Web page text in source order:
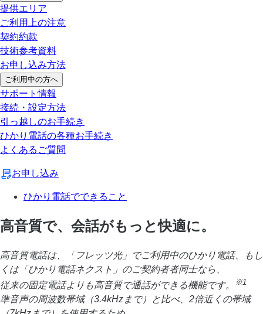
提供エリア
ご利用上の注意
契約約款
技術参考資料
お申し込み方法
ご利用中の方へ
サポート情報
接続・設定方法
引っ越しのお手続き
ひかり電話の各種お手続き
よくあるご質問
お申し込み
ひかり電話でできること
高音質で、会話がもっと快適に。
高音質電話は、「フレッツ光」でご利用中のひかり電話、もし
くは「ひかり電話ネクスト」のご契約者者同士なら、
従来の固定電話よりも高音質で通話ができる機能です。
※1
準音声の周波数帯域（3.4kHzまで）と比べ、2倍近くの帯域